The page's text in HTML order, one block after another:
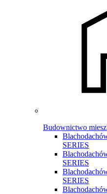
Budownictwo
SERIES
SERIES
SERIES